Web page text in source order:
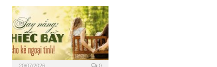
20/07/2026 0